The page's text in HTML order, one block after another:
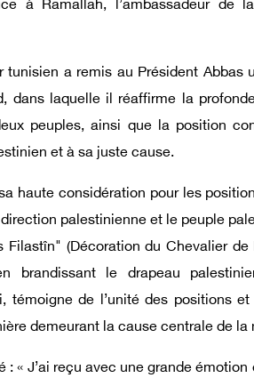
à Ramallah, l’ambassadeur de
tunisien a remis au Président Abbas
dans laquelle il réaffirme la
peuples, ainsi que la position
et à sa juste cause.
haute considération pour les
palestinienne et le peuple
(Décoration du Chevalier
brandissant le drapeau
témoigne de l’unité des positions
demeurant la cause centrale de la
: « J’ai reçu avec une grande